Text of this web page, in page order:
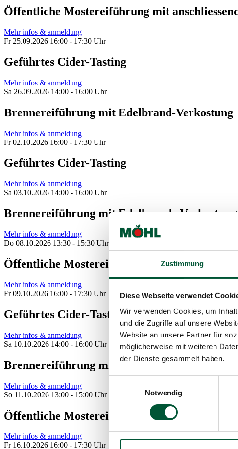
Zustimmung
Diese Webseite verwendet
Wir verwenden Cookies, um
und die Zugriffe auf unsere
Website an unsere Partner für
möglicherweise mit weiteren
der Dienste gesammelt haben.
Notwendig
Öffentliche Mostereiführung mit
Mehr infos & anmeldung
Fr 25.09.2026 16:00 - 17:30 Uhr
Geführtes Cider-Tasting
Mehr infos & anmeldung
Sa 26.09.2026 14:00 - 16:00 Uhr
Brennereiführung mit Edelbrand-Verkostung
Mehr infos & anmeldung
Fr 02.10.2026 16:00 - 17:30 Uhr
Geführtes Cider-Tasting
Mehr infos & anmeldung
Sa 03.10.2026 14:00 - 16:00 Uhr
Brennereiführung mit Edelbrand--Verkostung
Mehr infos & anmeldung
Do 08.10.2026 13:30 - 15:30 Uhr
Öffentliche Mostereiführung mit
Mehr infos & anmeldung
Fr 09.10.2026 16:00 - 17:30 Uhr
Geführtes Cider-Tasting
Mehr infos & anmeldung
Sa 10.10.2026 14:00 - 16:00 Uhr
Brennereiführung mit Edelbrand-Verkostung
Mehr infos & anmeldung
So 11.10.2026 13:00 - 15:00 Uhr
Öffentliche Mostereiführung mit
Mehr infos & anmeldung
Fr 16.10.2026 16:00 - 17:30 Uhr